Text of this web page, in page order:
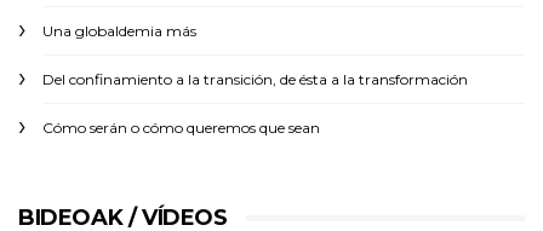
Una globaldemia más
Del confinamiento a la transición, de ésta a la transformación
Cómo serán o cómo queremos que sean
BIDEOAK / VÍDEOS